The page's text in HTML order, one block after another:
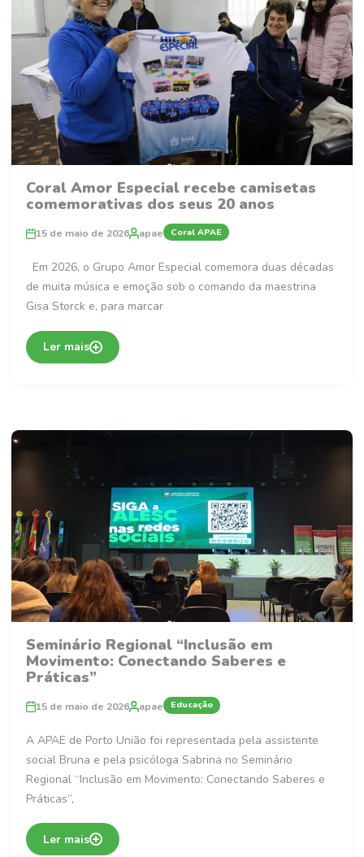
Coral Amor Especial recebe camisetas
comemorativas dos seus 20 anos
15 de maio de 2026 apae Coral APAE
Em 2026, o Grupo Amor Especial comemora duas décadas
de muita música e emoção sob o comando da maestrina
Gisa Storck e, para marcar
Ler mais
Seminário Regional “Inclusão em
Movimento: Conectando Saberes e
Práticas”
15 de maio de 2026 apae Educação
A APAE de Porto União foi representada pela assistente
social Bruna e pela psicóloga Sabrina no Seminário
Regional “Inclusão em Movimento: Conectando Saberes e
Práticas”,
Ler mais